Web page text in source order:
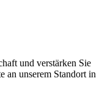
und verstärken Sie
an unserem Standort in